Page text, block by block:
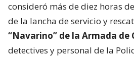
consideró más de diez horas
de la lancha de servicio y
“Navarino” de la Armada de
detectives y personal de la